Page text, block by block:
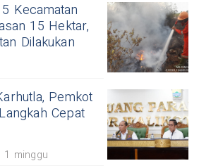
Kecamatan
15 Hektar,
Dilakukan
Pemkot
Cepat
1 minggu